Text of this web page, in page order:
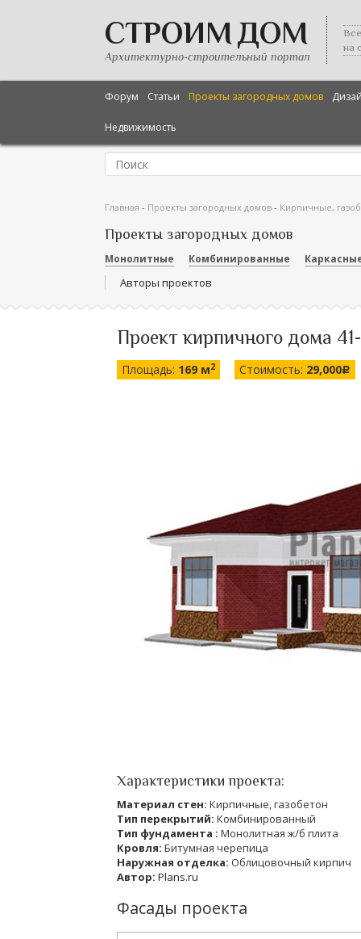
СТРОИМ ДОМ
Архитектурно-строительный портал
на
Форум Статьи Проекты загородных домов
Недвижимость
Главная - Проекты загородных домов - Кирпичные,
Проекты загородных домов
Монолитные Комбинированные
Авторы проектов
Проект кирпичного дома
Площадь: 169 м2 Стоимость: 29,000c
Характеристики проекта:
Материал стен: Кирпичные, газобетон
Тип перекрытий: Комбинированный
Тип фундамента : Монолитная ж/б плита
Кровля: Битумная черепица
Наружная отделка: Облицовочный кирпич
Автор: Plans.ru
Фасады проекта